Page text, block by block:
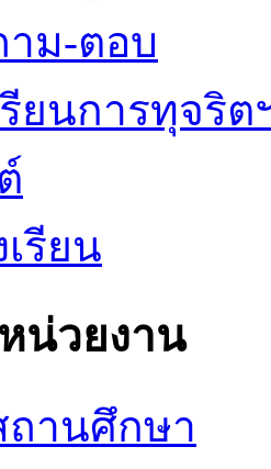
าม-ตอบ
รียนการทุจริต
รียน
น่วยงาน
ถานศึกษา